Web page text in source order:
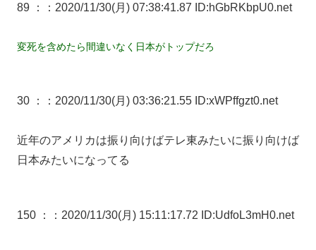
89 ： ：2020/11/30(月) 07:38:41.87 ID:hGbRKbpU0.net
変死を含めたら間違いなく日本がトップだろ
30 ： ：2020/11/30(月) 03:36:21.55 ID:xWPffgzt0.net
近年のアメリカは振り向けばテレ東みたいに振り向けば
日本みたいになってる
150 ： ：2020/11/30(月) 15:11:17.72 ID:UdfoL3mH0.net